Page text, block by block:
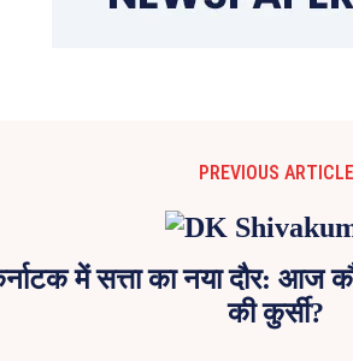
PREVIOUS ARTICLE
में सत्ता का नया दौर: आज
की कुर्सी?